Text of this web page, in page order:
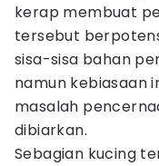
kerap membuat
tersebut
sisa-sisa bahan
namun kebiasaan
masalah
dibiarkan.
Sebagian kucing